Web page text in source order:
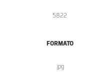
5822
FORMATO
.jpg